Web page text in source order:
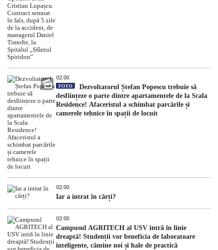
02:00
FOTO
Dezvoltatorul Ștefan Popescu trebuie să
desființeze o parte dintre apartamentele de la Scala
Residence! Afaceristul a schimbat parcările și
camerele tehnice în spații de locuit
02:00
Iar a intrat în cărți?
02:00
Campusul AGRITECH al USV intră în linie
dreaptă! Studenții vor beneficia de laboratoare
inteligente, cămine noi și hale de practică